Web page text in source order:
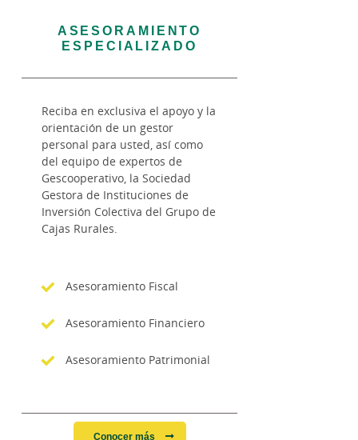
ASESORAMIENTO
ESPECIALIZADO
Reciba en exclusiva el apoyo y la
orientación de un gestor
personal para usted, así como
del equipo de expertos de
Gescooperativo, la Sociedad
Gestora de Instituciones de
Inversión Colectiva del Grupo de
Cajas Rurales.
Asesoramiento Fiscal
Asesoramiento Financiero
Asesoramiento Patrimonial
Conocer más